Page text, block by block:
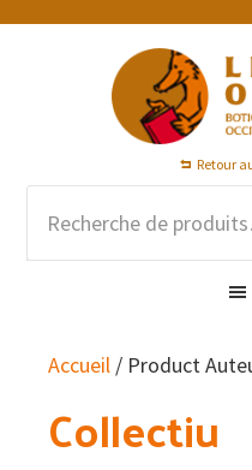
Passer
Passer
Passer
Retour
Accueil / Product
Collectiu